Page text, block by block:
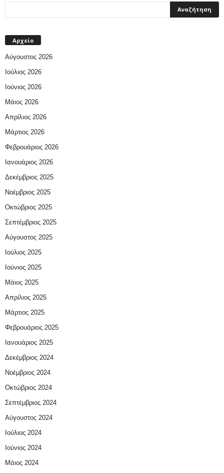
Αρχείο
Αύγουστος 2026
Ιούλιος 2026
Ιούνιος 2026
Μάιος 2026
Απρίλιος 2026
Μάρτιος 2026
Φεβρουάριος 2026
Ιανουάριος 2026
Δεκέμβριος 2025
Νοέμβριος 2025
Οκτώβριος 2025
Σεπτέμβριος 2025
Αύγουστος 2025
Ιούλιος 2025
Ιούνιος 2025
Μάιος 2025
Απρίλιος 2025
Μάρτιος 2025
Φεβρουάριος 2025
Ιανουάριος 2025
Δεκέμβριος 2024
Νοέμβριος 2024
Οκτώβριος 2024
Σεπτέμβριος 2024
Αύγουστος 2024
Ιούλιος 2024
Ιούνιος 2024
Μάιος 2024